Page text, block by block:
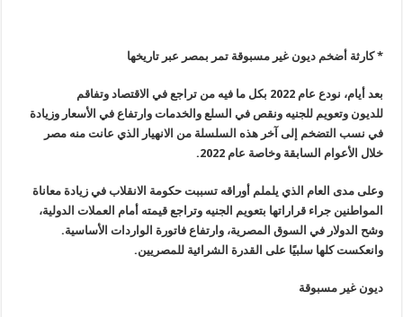
* كارثة أضخم ديون غير مسبوقة تمر بمصر عبر تاريخها
بعد أيام، نودع عام 2022 بكل ما فيه من تراجع في الاقتصاد وتفاقم
للديون وتعويم للجنيه ونقص في السلع والخدمات وارتفاع في الأسعار وزيادة
في نسب التضخم إلى آخر هذه السلسلة من الانهيار الذي عانت منه مصر
خلال الأعوام السابقة وخاصة عام 2022.
وعلى مدى العام الذي يلملم أوراقه تسببت حكومة الانقلاب في زيادة معاناة
المواطنين جراء قراراتها بتعويم الجنيه وتراجع قيمته أمام العملات الدولية،
وشح الدولار في السوق المصرية، وارتفاع فاتورة الواردات الأساسية.
وانعكست كلها سلبيًا على القدرة الشرائية للمصريين.
ديون غير مسبوقة